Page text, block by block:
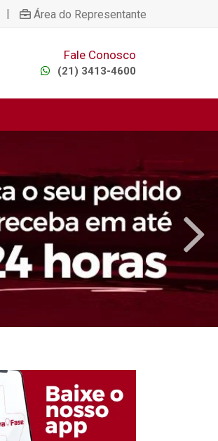
| Área do Representante
Fale Conosco
(21) 3413-4600